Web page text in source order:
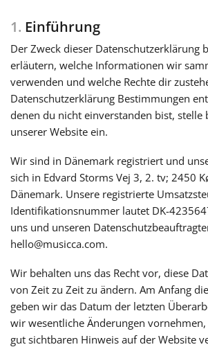
Italiano
日本語
Polski
Português
Русский
Svenska
Tiếng Việt
Türkçe
1. Einführung
Der Zweck dieser Datenschutzerklärung
erläutern, welche Informationen wir
verwenden und welche Rechte dir
Datenschutzerklärung Bestimmungen
denen du nicht einverstanden bist, stelle
unserer Website ein.
Wir sind in Dänemark registriert und
sich in Edvard Storms Vej 3, 2. tv; 2450
Dänemark. Unsere registrierte
Identifikationsnummer lautet DK-
uns und unseren
hello@musicca.com.
Wir behalten uns das Recht vor, diese
von Zeit zu Zeit zu ändern. Am Anfang
geben wir das Datum der letzten
wir wesentliche Änderungen
gut sichtbaren Hinweis auf der Website